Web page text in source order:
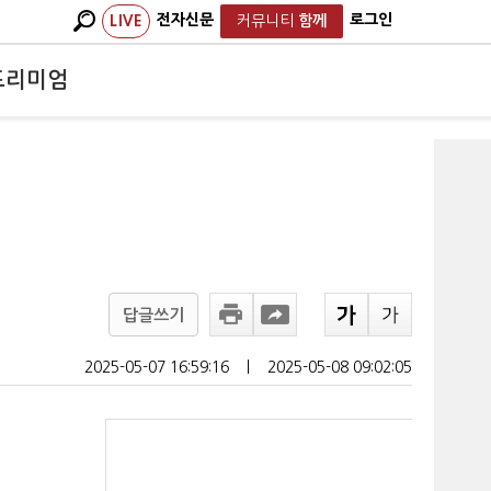
LIVE 전자신문 커뮤니티 함께 로그인
리미엄
답글쓰기
2025-05-07 16:59:16 2025-05-08 09:02:05